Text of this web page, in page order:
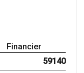
Financier
59140